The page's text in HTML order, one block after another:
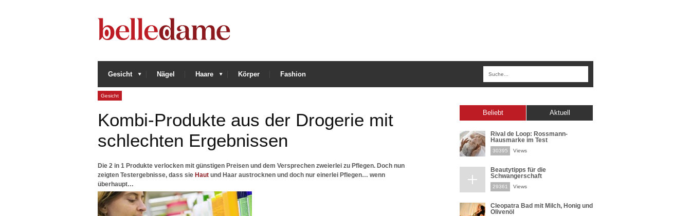
Gesicht Nägel Haare Körper Fashion
Gesicht
Kombi-Produkte aus der Drogerie mit
schlechten Ergebnissen
Die 2 in 1 Produkte verlocken mit günstigen Preisen und dem Versprechen zweierlei zu Pflegen. Doch nun
zeigten Testergebnisse, dass sie Haut und Haar austrocknen und doch nur einerlei Pflegen… wenn
überhaupt…
Beliebt Aktuell
Rival de Loop: Rossmann-
Hausmarke im Test
30395 Views
Beautytipps für die
Schwangerschaft
29361 Views
Cleopatra Bad mit Milch, Honig und
Olivenöl